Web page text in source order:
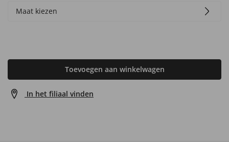
Maat kiezen
Toevoegen aan winkelwagen
In het filiaal vinden